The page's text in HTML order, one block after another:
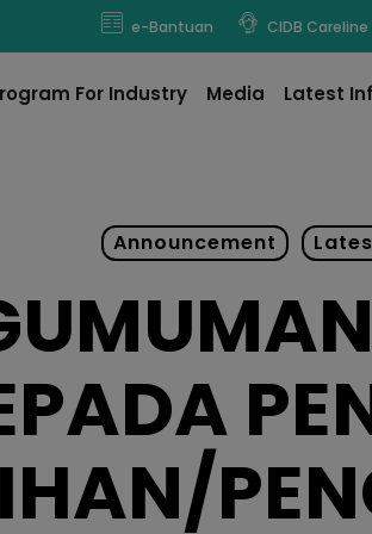
e-Bantuan CIDB Careline
For Industry Media Latest
Announcement